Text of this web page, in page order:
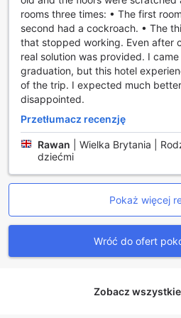
atrakcji i transportu, a także
wymeldowanie, co znacząco
przybyciem i opuszczeniem
Udogodnienia transportowe w
Citysuites Aparthotel w
gościom wygodne i funkcjonalne
transportowe, które sprawiają, że
jest niezwykle proste. Hotel
parkingiem, który umożliwia
swojego pojazdu. Warto jednak
korzystanie z parkingu
warto uwzględnić w swoim
Dla tych, którzy preferują
publicznego lub taksówek,
dotarcie do najważniejszych
biznesowych w Manchesterze.
planowaniu swoich podróży,
rooms three times: • The first
second had a cockroach. • The
that stopped working. Even after
real solution was provided. I
graduation, but this hotel
of the trip. I expected much
disappointed.
Przetłumacz recenzję
Rawan
Wielka Brytania |
dziećmi
Pokaż więcej
Wróć do ofert
Zobacz